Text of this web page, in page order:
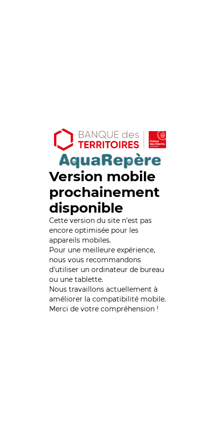
Version mobile
prochainement
disponible
Cette version du site n’est pas
encore optimisée pour les
appareils mobiles.
Pour une meilleure expérience,
nous vous recommandons
d'utiliser un ordinateur de bureau
ou une tablette.
Nous travaillons actuellement à
améliorer la compatibilité mobile.
Merci de votre compréhension !